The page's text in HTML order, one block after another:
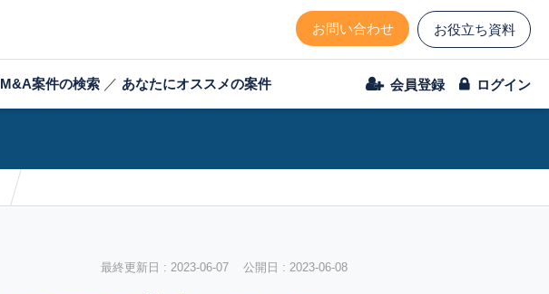
お問い合わせ お役立ち資料
M&A案件の検索 ／ あなたにオススメの案件 会員登録 ログイン
最終更新日 : 2023-06-07 公開日 : 2023-06-08